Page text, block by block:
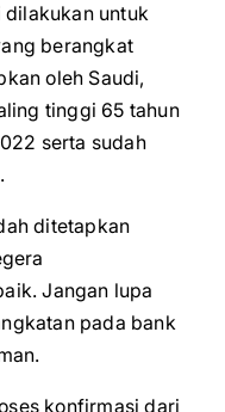
untuk
berangkat
oleh Saudi,
tinggi 65 tahun
serta sudah
ditetapkan
Jangan lupa
pada bank
konfirmasi dari